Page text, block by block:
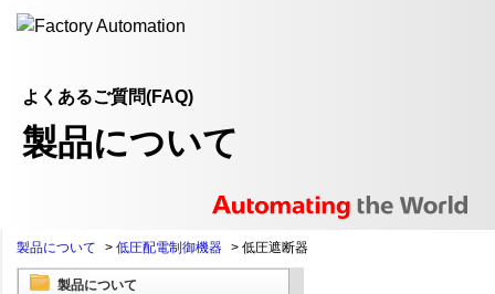
よくあるご質問(FAQ)
製品について
製品について > 低圧配電制御機器 > 低圧遮断器
製品について